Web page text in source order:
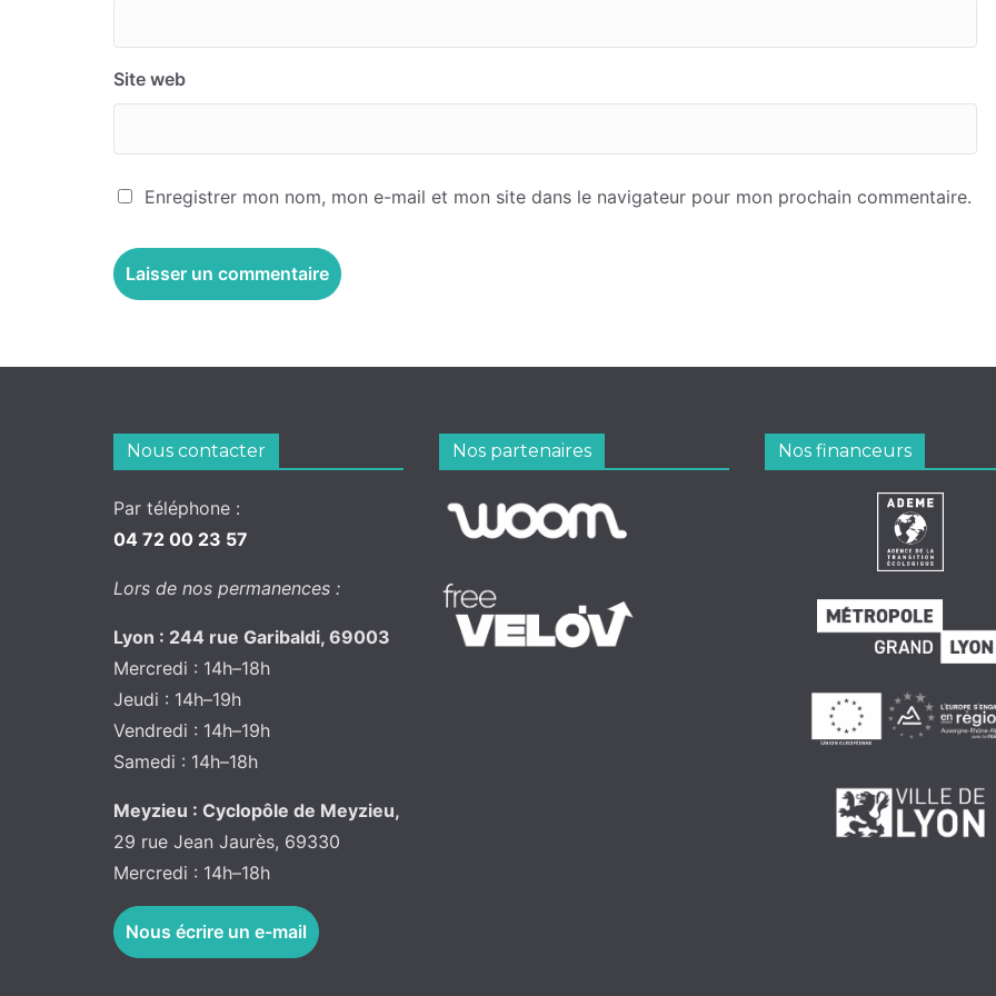
Site web
Enregistrer mon nom, mon e-mail et mon site dans le navigateur pour mon prochain commentaire.
Nous contacter
Par téléphone :
04 72 00 23 57
Lors de nos permanences :
Lyon : 244 rue Garibaldi, 69003
Mercredi : 14h–18h
Jeudi : 14h–19h
Vendredi : 14h–19h
Samedi : 14h–18h
Meyzieu : Cyclopôle de Meyzieu,
29 rue Jean Jaurès, 69330
Mercredi : 14h–18h
Nous écrire un e-mail
Nos partenaires Nos financeurs